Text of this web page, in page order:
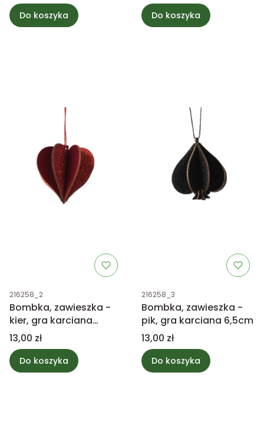
Do koszyka Do koszyka
Kod produktu
216258_2
Bombka, zawieszka -
kier, gra karciana
6,5cm
Cena
13,00 zł
Do koszyka
Kod produktu
216258_3
Bombka, zawieszka -
pik, gra karciana 6,5cm
Cena
13,00 zł
Do koszyka